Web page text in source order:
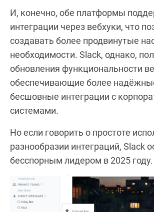
И, конечно, обе платформы
интеграции через вебхуки, что
создавать более продвинутые
необходимости. Slack, однако,
обновления функциональности
обеспечивающие более
бесшовные интеграции с
системами.
Но если говорить о простоте
разнообразии интеграций, Slack
бесспорным лидером в 2025 году.